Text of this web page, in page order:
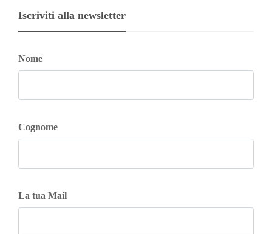
Iscriviti alla newsletter
Nome
Cognome
La tua Mail